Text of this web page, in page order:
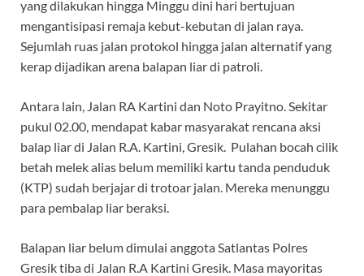
yang dilakukan hingga Minggu dini hari bertujuan
mengantisipasi remaja kebut-kebutan di jalan raya.
Sejumlah ruas jalan protokol hingga jalan alternatif yang
kerap dijadikan arena balapan liar di patroli.
Antara lain, Jalan RA Kartini dan Noto Prayitno. Sekitar
pukul 02.00, mendapat kabar masyarakat rencana aksi
balap liar di Jalan R.A. Kartini, Gresik. Pulahan bocah cilik
betah melek alias belum memiliki kartu tanda penduduk
(KTP) sudah berjajar di trotoar jalan. Mereka menunggu
para pembalap liar beraksi.
Balapan liar belum dimulai anggota Satlantas Polres
Gresik tiba di Jalan R.A Kartini Gresik. Masa mayoritas